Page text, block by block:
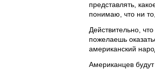
представлять,
понимаю, что ни
Действительно,
пожелаешь
американский
Американцев